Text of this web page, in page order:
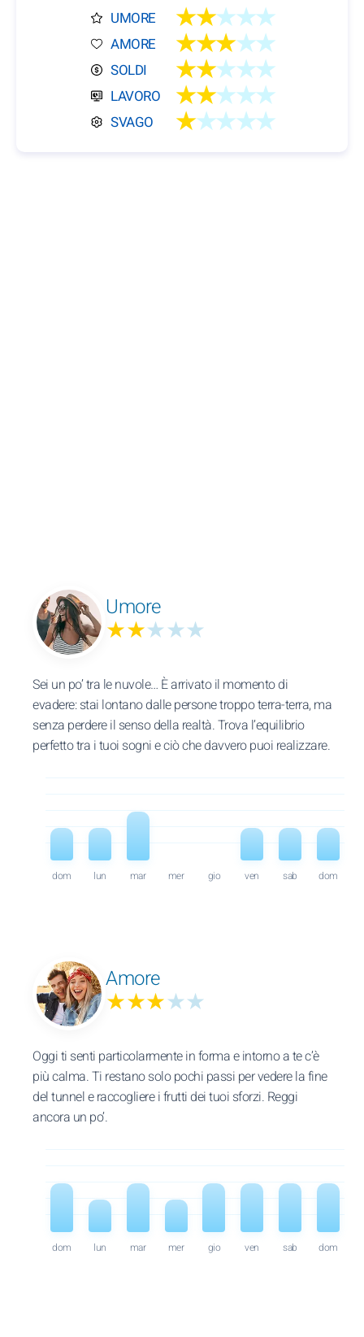
UMORE
★★★★★
AMORE ★★★★★
SOLDI ★★★★★
LAVORO ★★★★★
SVAGO ★★★★★
Umore
★★★★★
Sei un po’ tra le nuvole… È arrivato il momento di
evadere: stai lontano dalle persone troppo terra-terra, ma
senza perdere il senso della realtà. Trova l’equilibrio
perfetto tra i tuoi sogni e ciò che davvero puoi realizzare.
dom lun mar mer gio ven sab dom
Amore
★★★★★
Oggi ti senti particolarmente in forma e intorno a te c’è
più calma. Ti restano solo pochi passi per vedere la fine
del tunnel e raccogliere i frutti dei tuoi sforzi. Reggi
ancora un po’.
dom lun mar mer gio ven sab dom